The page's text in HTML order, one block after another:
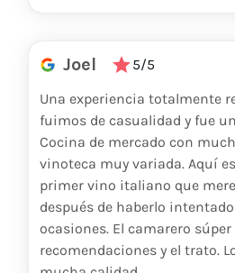
Joel
5/5
Una experiencia totalmente
fuimos de casualidad y fue
Cocina de mercado con
vinoteca muy variada. Aquí
primer vino italiano que
después de haberlo
ocasiones. El camarero
recomendaciones y el trato.